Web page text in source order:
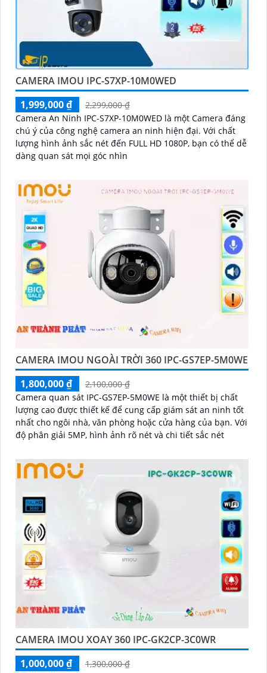
CAMERA IMOU IPC-S7XP-10M0WED
1,999,000 ₫
2,299,000 ₫
Camera An Ninh IPC-S7XP-10M0WED là một Camera đáng
chú ý của công nghệ camera an ninh hiện đại. Với chất
lượng hình ảnh sắc nét đến FULL HD 1080P, bạn có thể dễ
dàng quan sát mọi góc nhìn
CAMERA IMOU NGOÀI TRỜI 360 IPC-GS7EP-5M0WE
1,800,000 ₫
2,100,000 ₫
Camera quan sát IPC-GS7EP-5M0WE là một thiết bị chất
lượng cao được thiết kế để cung cấp giám sát an ninh tốt
nhất cho ngôi nhà, văn phòng hoặc cửa hàng của bạn. Với
độ phân giải 5MP, hình ảnh rõ nét và chi tiết sắc nét
CAMERA IMOU XOAY 360 IPC-GK2CP-3C0WR
1,000,000 ₫
1,300,000 ₫